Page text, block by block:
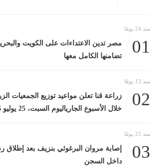
منذ 24 يومًا
01
مصر تدين الاعتداءات على الكويت
تضامنها الكامل معها
منذ 13 يومًا
02
زراعة قنا تعلن مواعيد توزيع الجمعيات
خلال الأسبوع الجارياليوم السبت، 25 يوليو 2026 04:00 مـ
منذ 25 يومًا
03
إصابة مروان البرغوثي بنزيف بعد
داخل السجن